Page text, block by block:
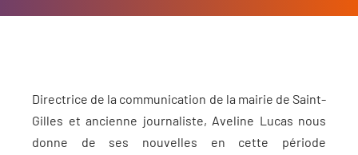
Directrice de la communication de la mairie de Saint-
Gilles et ancienne journaliste, Aveline Lucas nous
donne de ses nouvelles en cette période